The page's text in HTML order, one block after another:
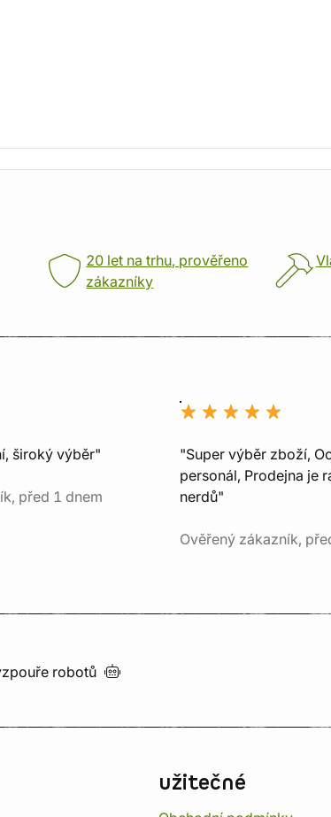
20 let na trhu, prověřeno
zákazníky
široký výběr"
před 1 dnem
"Super výběr zboží,
personál, Prodejna je
nerdů"
Ověřený zákazník,
robotů
užitečné